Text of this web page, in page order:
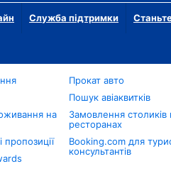
Служба підтримки
на
пропозиції
Прокат авто
Пошук авіаквитків
Замовлення столиків
ресторанах
Booking.com для
консультантів